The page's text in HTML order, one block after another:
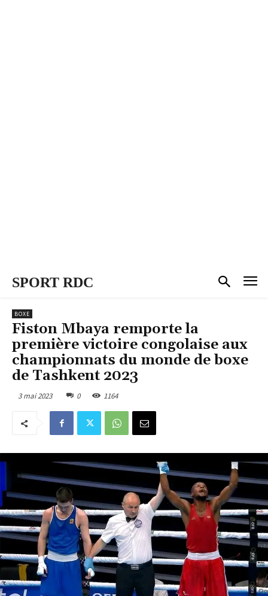
SPORT RDC
BOXE
Fiston Mbaya remporte la
première victoire congolaise aux
championnats du monde de boxe
de Tashkent 2023
3 mai 2023 0 1164